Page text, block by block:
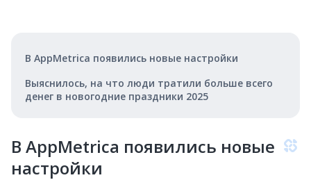
В AppMetrica появились новые настройки
Выяснилось, на что люди тратили больше всего
денег в новогодние праздники 2025
В AppMetrica появились новые
настройки